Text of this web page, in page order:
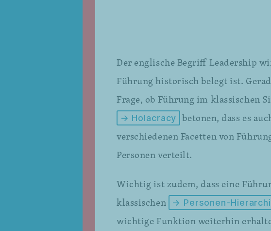
Der englische Begriff Leadership
Führung historisch belegt ist.
Frage, ob Führung im klassischen
→ Holacracy
betonen, dass es
verschiedenen Facetten von
Personen verteilt.
Wichtig ist zudem, dass eine
klassischen
→ Personen-
wichtige Funktion weiterhin